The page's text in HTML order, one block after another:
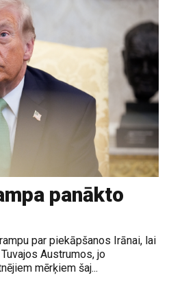
panākto
par piekāpšanos Irānai, lai
Austrumos, jo
mērķiem šaj...